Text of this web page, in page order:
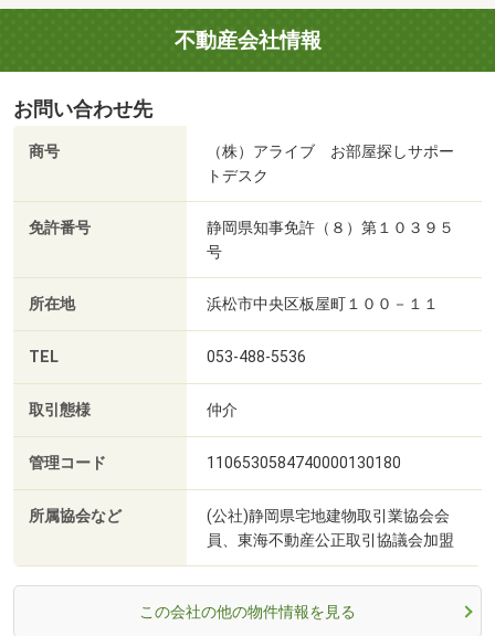
不動産会社情報
お問い合わせ先
商号
（株）アライブ お部屋探しサポー
トデスク
免許番号
静岡県知事免許（８）第１０３９５
号
所在地 浜松市中央区板屋町１００－１１
TEL 053-488-5536
取引態様 仲介
管理コード 1106530584740000130180
所属協会など
(公社)静岡県宅地建物取引業協会会
員、東海不動産公正取引協議会加盟
この会社の他の物件情報を見る